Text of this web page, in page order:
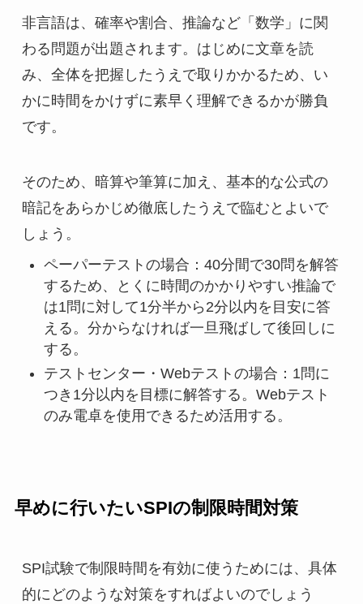
非言語は、確率や割合、推論など「数学」に関
わる問題が出題されます。はじめに文章を読
み、全体を把握したうえで取りかかるため、い
かに時間をかけずに素早く理解できるかが勝負
です。
そのため、暗算や筆算に加え、基本的な公式の
暗記をあらかじめ徹底したうえで臨むとよいで
しょう。
ペーパーテストの場合：40分間で30問を解答
するため、とくに時間のかかりやすい推論で
は1問に対して1分半から2分以内を目安に答
える。分からなければ一旦飛ばして後回しに
する。
テストセンター・Webテストの場合：1問に
つき1分以内を目標に解答する。Webテスト
のみ電卓を使用できるため活用する。
早めに行いたいSPIの制限時間対策
SPI試験で制限時間を有効に使うためには、具体
的にどのような対策をすればよいのでしょう